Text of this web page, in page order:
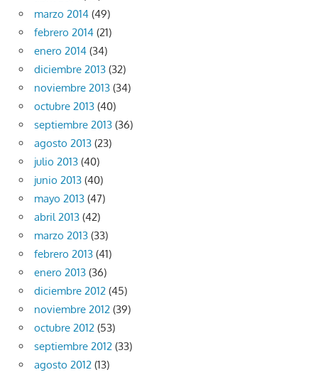
marzo 2014 (49)
febrero 2014 (21)
enero 2014 (34)
diciembre 2013 (32)
noviembre 2013 (34)
octubre 2013 (40)
septiembre 2013 (36)
agosto 2013 (23)
julio 2013 (40)
junio 2013 (40)
mayo 2013 (47)
abril 2013 (42)
marzo 2013 (33)
febrero 2013 (41)
enero 2013 (36)
diciembre 2012 (45)
noviembre 2012 (39)
octubre 2012 (53)
septiembre 2012 (33)
agosto 2012 (13)